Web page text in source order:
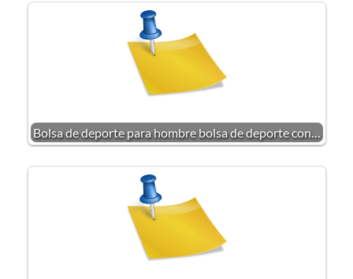
Bolsa de deporte para hombre bolsa de deporte con…